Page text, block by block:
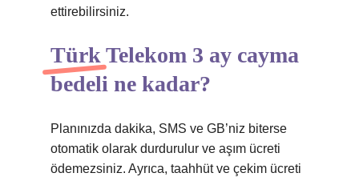
ettirebilirsiniz.
Türk Telekom 3 ay cayma
bedeli ne kadar?
Planınızda dakika, SMS ve GB’niz biterse
otomatik olarak durdurulur ve aşım ücreti
ödemezsiniz. Ayrıca, taahhüt ve çekim ücreti